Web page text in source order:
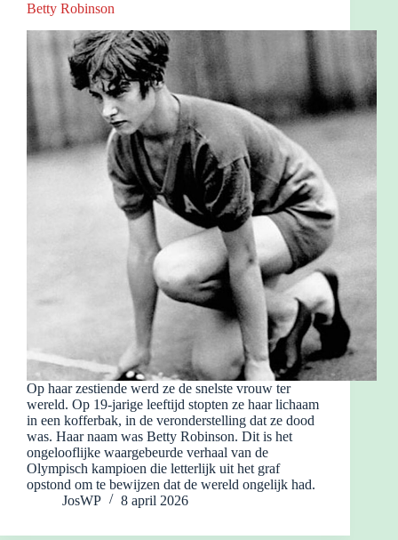
Betty Robinson
Op haar zestiende werd ze de snelste vrouw ter
wereld. Op 19-jarige leeftijd stopten ze haar lichaam
in een kofferbak, in de veronderstelling dat ze dood
was. Haar naam was Betty Robinson. Dit is het
ongelooflijke waargebeurde verhaal van de
Olympisch kampioen die letterlijk uit het graf
opstond om te bewijzen dat de wereld ongelijk had.
JosWP
8 april 2026